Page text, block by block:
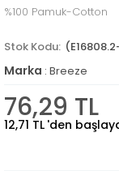
%100 Pamuk-Cotton
Marka : Breeze
76,29 TL
12,71 TL 'den